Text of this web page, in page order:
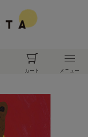
カート メニュー